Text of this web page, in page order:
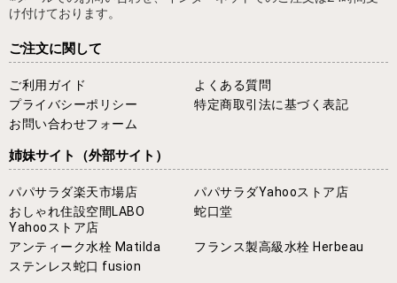
け付けております。
ご注文に関して
ご利用ガイド
よくある質問
プライバシーポリシー
特定商取引法に基づく表記
お問い合わせフォーム
姉妹サイト （外部サイト）
パパサラダ楽天市場店
パパサラダYahooストア店
おしゃれ住設空間LABO
Yahooストア店
蛇口堂
アンティーク水栓 Matilda
フランス製高級水栓 Herbeau
ステンレス蛇口 fusion